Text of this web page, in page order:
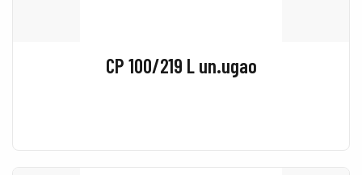
CP 100/219 L un.ugao